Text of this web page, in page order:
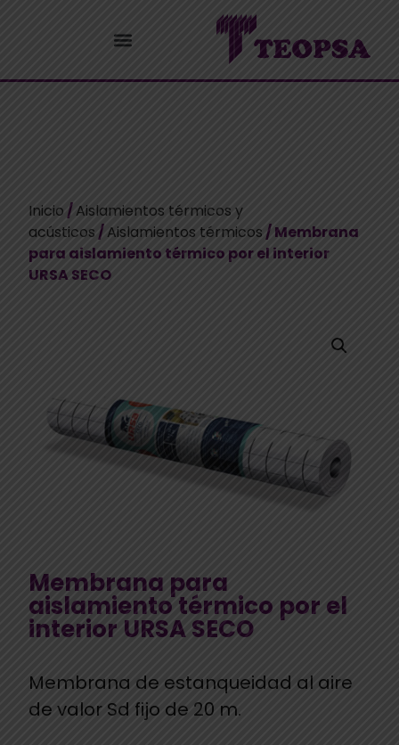
Inicio/Aislamientos térmicos y
acústicos/Aislamientos térmicos/ Membrana
para aislamiento térmico por el interior
URSA SECO
Membrana para
aislamiento térmico por el
interior URSA SECO
Membrana de estanqueidad al aire
de valor Sd fijo de 20 m.